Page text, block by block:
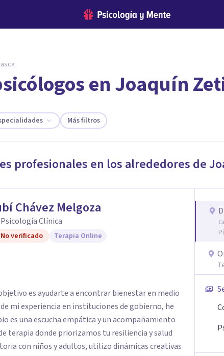
encontrar el psicólogo adecuado?
en Joaquín
Más filtros
profesionales en los alrededores de
Chávez Melgoza
Psicología Clínica
No verificado Terapia Online
es ayudarte a encontrar bienestar en medio
mi experiencia en instituciones de gobierno, he
es una escucha empática y un acompañamiento
terapia donde priorizamos tu resiliencia y salud
con niños y adultos, utilizo dinámicas creativas